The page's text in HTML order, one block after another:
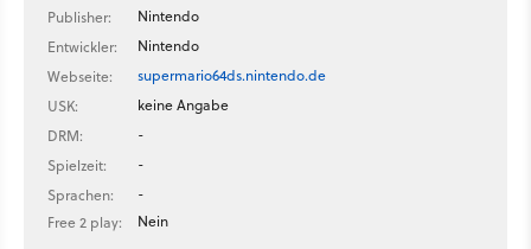
Publisher:
Nintendo
Entwickler:
Nintendo
Webseite:
supermario64ds.nintendo.de
USK:
keine Angabe
DRM:
-
Spielzeit:
-
Sprachen:
-
Free 2 play:
Nein